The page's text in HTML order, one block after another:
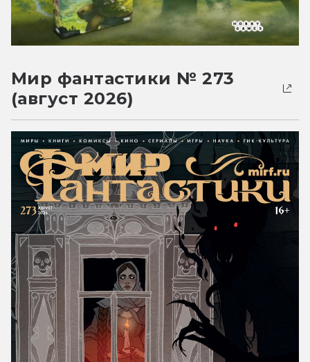
Мир фантастики № 273
(август 2026)